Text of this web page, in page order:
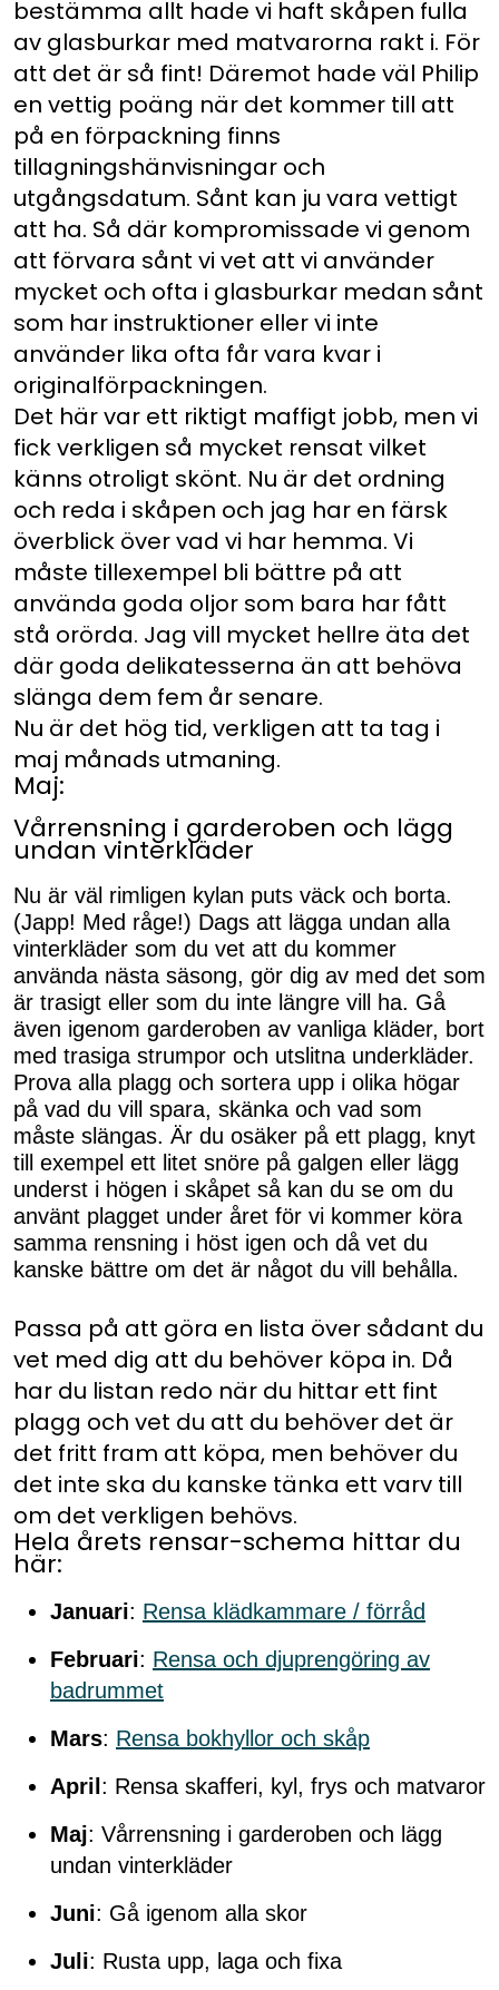
bestämma allt hade vi haft skåpen fulla
av glasburkar med matvarorna rakt i. För
att det är så fint! Däremot hade väl Philip
en vettig poäng när det kommer till att
på en förpackning finns
tillagningshänvisningar och
utgångsdatum. Sånt kan ju vara vettigt
att ha. Så där kompromissade vi genom
att förvara sånt vi vet att vi använder
mycket och ofta i glasburkar medan sånt
som har instruktioner eller vi inte
använder lika ofta får vara kvar i
originalförpackningen.
Det här var ett riktigt maffigt jobb, men vi
fick verkligen så mycket rensat vilket
känns otroligt skönt. Nu är det ordning
och reda i skåpen och jag har en färsk
överblick över vad vi har hemma. Vi
måste tillexempel bli bättre på att
använda goda oljor som bara har fått
stå orörda. Jag vill mycket hellre äta det
där goda delikatesserna än att behöva
slänga dem fem år senare.
Nu är det hög tid, verkligen att ta tag i
maj månads utmaning.
Maj:
Vårrensning i garderoben och lägg
undan vinterkläder
Nu är väl rimligen kylan puts väck och borta.
(Japp! Med råge!) Dags att lägga undan alla
vinterkläder som du vet att du kommer
använda nästa säsong, gör dig av med det som
är trasigt eller som du inte längre vill ha. Gå
även igenom garderoben av vanliga kläder, bort
med trasiga strumpor och utslitna underkläder.
Prova alla plagg och sortera upp i olika högar
på vad du vill spara, skänka och vad som
måste slängas. Är du osäker på ett plagg, knyt
till exempel ett litet snöre på galgen eller lägg
underst i högen i skåpet så kan du se om du
använt plagget under året för vi kommer köra
samma rensning i höst igen och då vet du
kanske bättre om det är något du vill behålla.
Passa på att göra en lista över sådant du
vet med dig att du behöver köpa in. Då
har du listan redo när du hittar ett fint
plagg och vet du att du behöver det är
det fritt fram att köpa, men behöver du
det inte ska du kanske tänka ett varv till
om det verkligen behövs.
Hela årets rensar-schema hittar du
här:
Januari: Rensa klädkammare / förråd
Februari: Rensa och djuprengöring av
badrummet
Mars: Rensa bokhyllor och skåp
April : Rensa skafferi, kyl, frys och matvaror
Maj: Vårrensning i garderoben och lägg
undan vinterkläder
Juni: Gå igenom alla skor
Juli: Rusta upp, laga och fixa